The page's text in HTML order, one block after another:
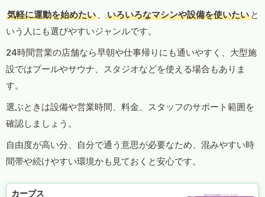
気軽に運動を始めたい 、 いろいろなマシンや設備を使いたい と
いう人にも選びやすいジャンルです。
24時間営業の店舗なら早朝や仕事帰りにも通いやすく、大型施
設ではプールやサウナ、スタジオなどを使える場合もありま
す。
選ぶときは設備や営業時間、料金、スタッフのサポート範囲を
確認しましょう。
自由度が高い分、自分で通う意思が必要なため、混みやすい時
間帯や続けやすい環境かも見ておくと安心です。
カーブス